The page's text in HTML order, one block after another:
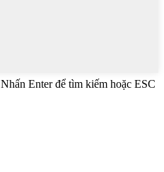
Nhấn Enter để tìm kiếm hoặc ESC